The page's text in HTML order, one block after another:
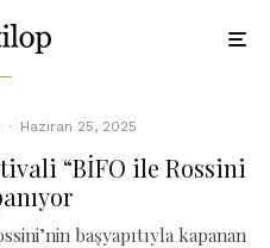
· Haziran 25, 2025
“BİFO ile Rossini
başyapıtıyla kapanan